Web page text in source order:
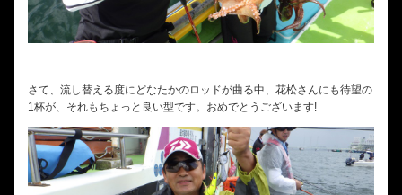
さて、流し替える度にどなたかのロッドが曲る中、花松さんにも待望の
1杯が、それもちょっと良い型です。おめでとうございます!